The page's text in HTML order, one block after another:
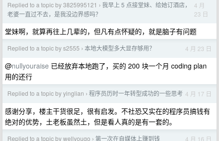
Replied to a topic by 3825995121 › 我早上 5 点接堂妹、给她订酒店，
老婆一直过不去，是我没边界感吗？
4 月
23 日
堂妹啊，就算再往上几辈的，但凡有点怀疑的，就是脑子有问题
Replied to a topic by s2555 › 本地大模型多大显存够用？ 4 月 23 日
@nullyouraise 已经放弃本地跑了，买的 200 块一个月 coding plan
用的还行
Replied to a topic by yinglian › 程序员历时一年转型成功的一些思考 4 月 17 日
感谢分享，楼主干货很足，很有启发。不社恐又实在的程序员搞钱有
绝对的优势，土老板虽然土，但是看人真的是有一套的。
Replied to a topic by wellyougo › 第一次在自媒体上赚到钱 4 月 16 日